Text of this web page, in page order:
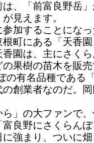
、「前富良野岳
見えます。
加することにな
町にある「天香
園は、主にさく
果樹の苗木を販
有名品種である
創業者なのだ。
」の大ファンで
良野にさくらん
に強まり、ついに